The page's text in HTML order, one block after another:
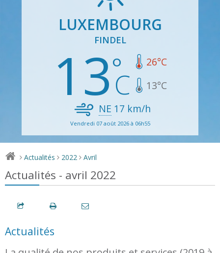
LUXEMBOURG
FINDEL
13 26°C
13°C
NE 17 km/h
Vendredi 07 août 2026 à 06h55
> Actualités > 2022 > Avril
Actualités - avril 2022
Actualités